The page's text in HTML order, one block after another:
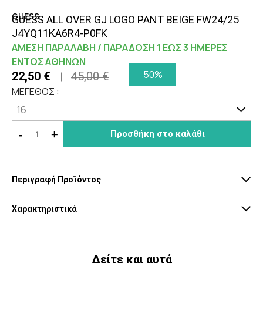
GUESS
GUESS ALL OVER GJ LOGO PANT BEIGE FW24/25
J4YQ11KA6R4-P0FK
ΑΜΕΣΗ ΠΑΡΑΛΑΒΗ / ΠΑΡΑΔΟΣΗ 1 ΕΩΣ 3 ΗΜΕΡΕΣ
ΕΝΤΟΣ ΑΘΗΝΩΝ
22,50 € 45,00 €
50%
ΜΕΓΕΘΟΣ :
- + Προσθήκη στο καλάθι
Περιγραφή Προϊόντος
Χαρακτηριστικά
Δείτε και αυτά